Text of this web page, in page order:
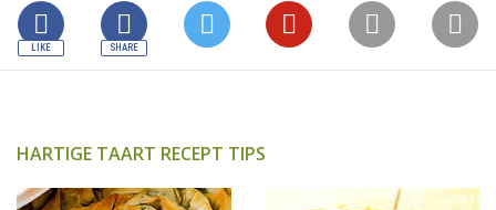
HARTIGE TAART RECEPT TIPS